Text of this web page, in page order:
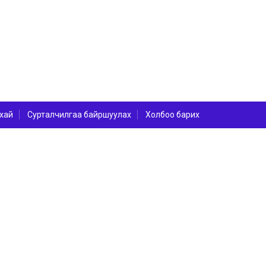
Сурталчилгаа байршуулах Холбоо барих